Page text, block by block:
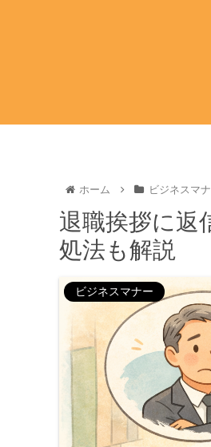
ホーム ビジネスマ
退職挨拶に返
処法も解説
ビジネスマナー